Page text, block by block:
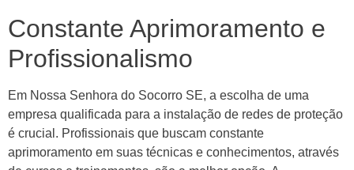
Constante Aprimoramento e
Profissionalismo
Em Nossa Senhora do Socorro SE, a escolha de uma
empresa qualificada para a instalação de redes de proteção
é crucial. Profissionais que buscam constante
aprimoramento em suas técnicas e conhecimentos, através